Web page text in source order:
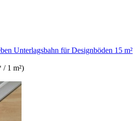
Unterlagsbahn für Designböden 15 m²
/ 1 m²)